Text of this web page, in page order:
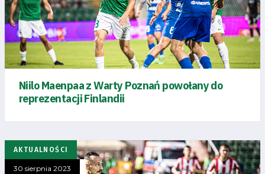
Niilo Maenpaa z Warty Poznań powołany do
reprezentacji Finlandii
AKTUALNOŚCI
30 sierpnia 2023